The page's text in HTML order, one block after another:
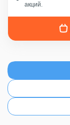
акций.